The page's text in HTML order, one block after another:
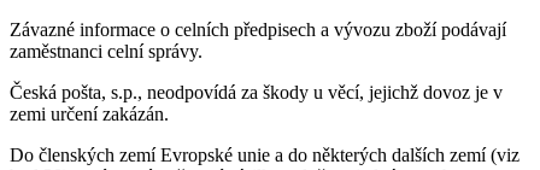
Závazné informace o celních předpisech a vývozu zboží podávají
zaměstnanci celní správy.
Česká pošta, s.p., neodpovídá za škody u věcí, jejichž dovoz je v
zemi určení zakázán.
Do členských zemí Evropské unie a do některých dalších zemí (viz